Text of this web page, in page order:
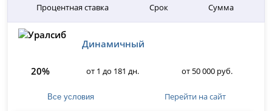
Процентная ставка Срок Сумма
Динамичный
20% от 1 до 181 дн. от 50 000 руб.
Все условия Перейти на сайт